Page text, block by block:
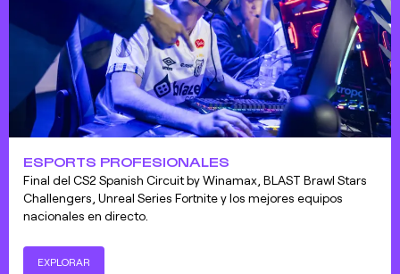
ESPORTS PROFESIONALES
Final del CS2 Spanish Circuit by Winamax, BLAST Brawl Stars
Challengers, Unreal Series Fortnite y los mejores equipos
nacionales en directo.
EXPLORAR